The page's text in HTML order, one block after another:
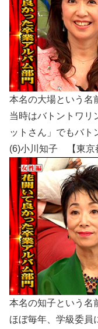
本名の大場という名
当時はバトントワリ
ットさん」でもバト
(6)小川知子 【東京
本名の知子という名
ほぼ毎年、学級委員